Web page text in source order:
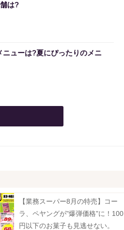
は?
ニューは?夏にぴったりのメニ
【業務スーパー8月の特売】コー
ラ、ペヤングが"爆弾価格"に！100
円以下のお菓子も見逃せない。